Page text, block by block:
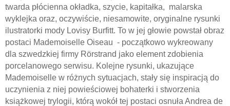
twarda płócienna okładka, szycie, kapitałka, malarska
wyklejka oraz, oczywiście, niesamowite, oryginalne rysunki
ilustratorki mody Lovisy Burfitt. To w jej głowie powstał obraz
postaci Mademoiselle Oiseau - początkowo wykreowany
dla szwedzkiej firmy Rörstrand jako element zdobienia
porcelanowego serwisu. Kolejne rysunki, ukazujące
Mademoiselle w różnych sytuacjach, stały się inspiracją do
uczynienia z niej powieściowej bohaterki i stworzenia
książkowej trylogii, którą wokół tej postaci osnuła Andrea de